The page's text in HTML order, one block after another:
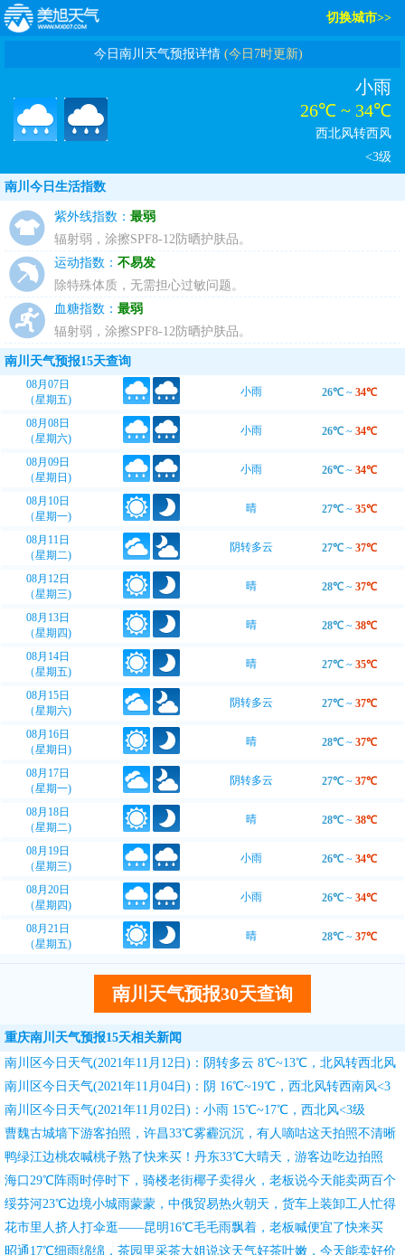
切换城市>>
今日南川天气预报详情(今日7时更新)
小雨
26℃ ~ 34℃
西北风转西风
<3级
南川今日生活指数
紫外线指数： 最弱
辐射弱，涂擦SPF8-12防晒护肤品。
运动指数： 不易发
除特殊体质，无需担心过敏问题。
血糖指数： 最弱
辐射弱，涂擦SPF8-12防晒护肤品。
南川天气预报15天查询
08月07日
（星期五)
小雨 26℃ ~ 34℃
08月08日
（星期六)
小雨 26℃ ~ 34℃
08月09日
（星期日)
小雨 26℃ ~ 34℃
08月10日
（星期一)
晴 27℃ ~ 35℃
08月11日
（星期二)
阴转多云 27℃ ~ 37℃
08月12日
（星期三)
晴 28℃ ~ 37℃
08月13日
（星期四)
晴 28℃ ~ 38℃
08月14日
（星期五)
晴 27℃ ~ 35℃
08月15日
（星期六)
阴转多云 27℃ ~ 37℃
08月16日
（星期日)
晴 28℃ ~ 37℃
08月17日
（星期一)
阴转多云 27℃ ~ 37℃
08月18日
（星期二)
晴 28℃ ~ 38℃
08月19日
（星期三)
小雨 26℃ ~ 34℃
08月20日
（星期四)
小雨 26℃ ~ 34℃
08月21日
（星期五)
晴 28℃ ~ 37℃
南川天气预报30天查询
重庆南川天气预报15天相关新闻
南川区今日天气(2021年11月12日)：阴转多云 8℃~13℃，北风转西北风
<3级
南川区今日天气(2021年11月04日)：阴 16℃~19℃，西北风转西南风<3
级
南川区今日天气(2021年11月02日)：小雨 15℃~17℃，西北风<3级
曹魏古城墙下游客拍照，许昌33℃雾霾沉沉，有人嘀咕这天拍照不清晰
鸭绿江边桃农喊桃子熟了快来买！丹东33℃大晴天，游客边吃边拍照
海口29℃阵雨时停时下，骑楼老街椰子卖得火，老板说今天能卖两百个
绥芬河23℃边境小城雨蒙蒙，中俄贸易热火朝天，货车上装卸工人忙得
团团转
花市里人挤人打伞逛——昆明16℃毛毛雨飘着，老板喊便宜了快来买
昭通17℃细雨绵绵，茶园里采茶大姐说这天气好茶叶嫩，今天能卖好价